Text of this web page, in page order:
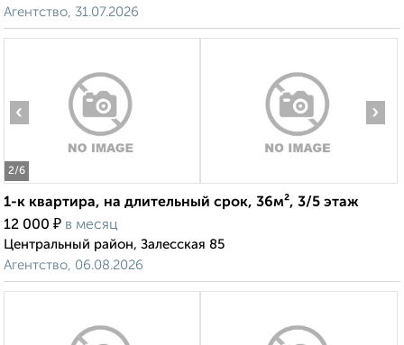
Агентство, 31.07.2026
2/6
‹ ›
1-к квартира, на длительный срок, 36м², 3/5 этаж
12 000 ₽ в месяц
Центральный район, Залесская 85
Агентство, 06.08.2026